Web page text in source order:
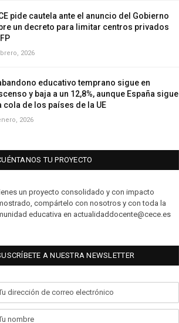
pide cautela ante el anuncio del Gobierno
un decreto para limitar centros privados
2026
educativo temprano sigue en
y baja a un 12,8%, aunque España sigue
cola de los países de la UE
2026
TU PROYECTO
un proyecto consolidado y con impacto
compártelo con nosotros y con toda la
educativa en actualidaddocente@cece.es
A NUESTRA NEWSLETTER